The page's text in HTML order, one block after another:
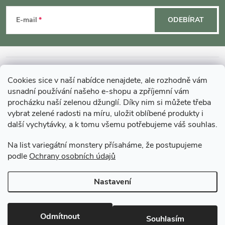
Cookies sice v naší nabídce nenajdete, ale rozhodně vám
usnadní používání našeho e-shopu a zpříjemní vám
procházku naší zelenou džunglí. Díky nim si můžete třeba
vybrat zelené radosti na míru, uložit oblíbené produkty i
další vychytávky, a k tomu všemu potřebujeme váš souhlas.
Na list variegátní monstery přísaháme, že postupujeme
podle Ochrany osobních údajů
Nastavení
Odmítnout Souhlasím
p
a
E-mail ODEBÍRAT
MOHLO BY VÁS ZAJÍMAT
O GARDNERS
Gardners Design - Projekt, realizace a údržba zahrad a interiérů
Copyright 2026Gardners-eshop.cz. Všechna práva vyhrazena.Upravit
nastavení cookies